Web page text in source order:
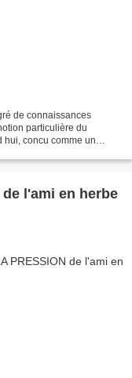
de connaissances
particulière du
hui, concu comme un
de l'ami en herbe